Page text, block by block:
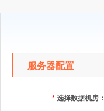
服务器配置
*选择数据机房：